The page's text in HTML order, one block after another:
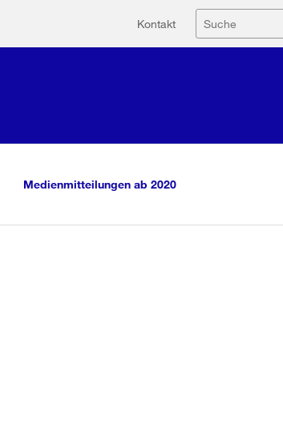
Kontakt Suche
Medienmitteilungen ab 2020